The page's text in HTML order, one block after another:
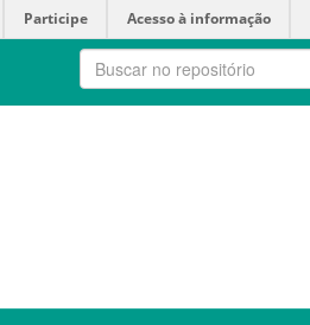
Participe Acesso à informação